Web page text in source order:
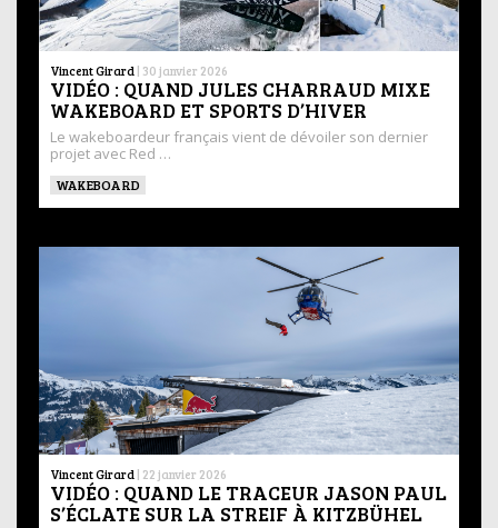
Vincent Girard | 30 janvier 2026
VIDÉO : QUAND JULES CHARRAUD MIXE
WAKEBOARD ET SPORTS D’HIVER
Le wakeboardeur français vient de dévoiler son dernier
projet avec Red …
WAKEBOARD
Vincent Girard | 22 janvier 2026
VIDÉO : QUAND LE TRACEUR JASON PAUL
S’ÉCLATE SUR LA STREIF À KITZBÜHEL